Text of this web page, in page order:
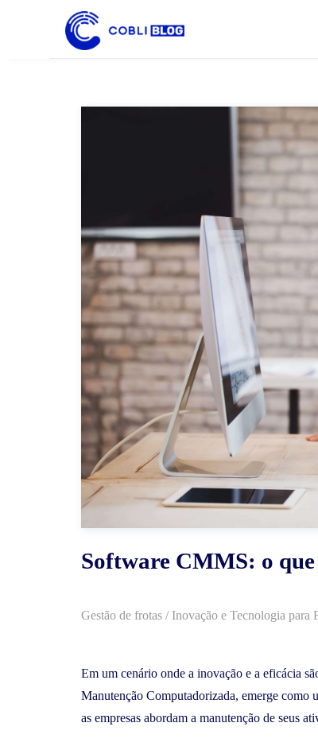
Software CMMS: o que
Gestão de frotas / Inovação e Tecnologia para
Em um cenário onde a inovação e a eficácia
Manutenção Computadorizada, emerge como
as empresas abordam a manutenção de seus